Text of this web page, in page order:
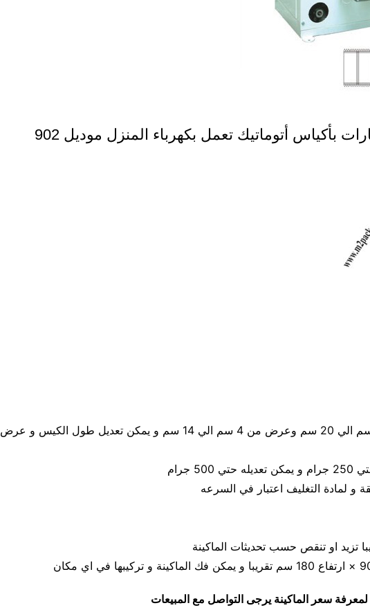
ماكينة تعبئة وتغليف للبهارات بأكياس أتوماتيك تعمل بكهرباء المنزل موديل 902
حجم الكيس طول الكيس من 5 سم الي 20 سم وعرض من 4 سم الي 14 سم و يمكن تعديل طول الكيس و عرض
لمعرفة سعر الماكينة يرجى التواصل مع المبيعات